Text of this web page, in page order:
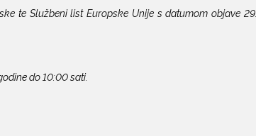
te Službeni list Europske Unije s datumom objave 29.
do 10:00 sati.